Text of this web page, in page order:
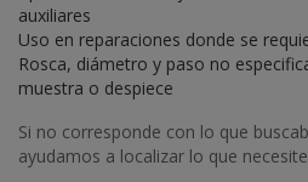
auxiliares
Uso en reparaciones donde se
Rosca, diámetro y paso no
muestra o despiece
Si no corresponde con lo que
ayudamos a localizar lo que